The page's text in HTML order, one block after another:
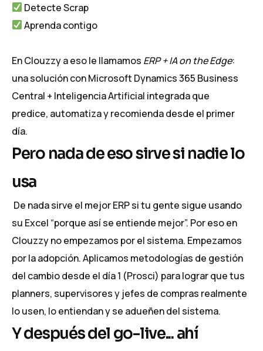
Detecte Scrap
Aprenda contigo
En Clouzzy a eso le llamamos ERP + IA on the Edge:
una solución con Microsoft Dynamics 365 Business
Central + Inteligencia Artificial integrada que
predice, automatiza y recomienda desde el primer
día.
Pero nada de eso sirve si nadie lo
usa
De nada sirve el mejor ERP si tu gente sigue usando
su Excel “porque así se entiende mejor”. Por eso en
Clouzzy no empezamos por el sistema. Empezamos
por la adopción. Aplicamos metodologías de gestión
del cambio desde el día 1 (Prosci) para lograr que tus
planners, supervisores y jefes de compras realmente
lo usen, lo entiendan y se adueñen del sistema.
Y después del go-live... ahí